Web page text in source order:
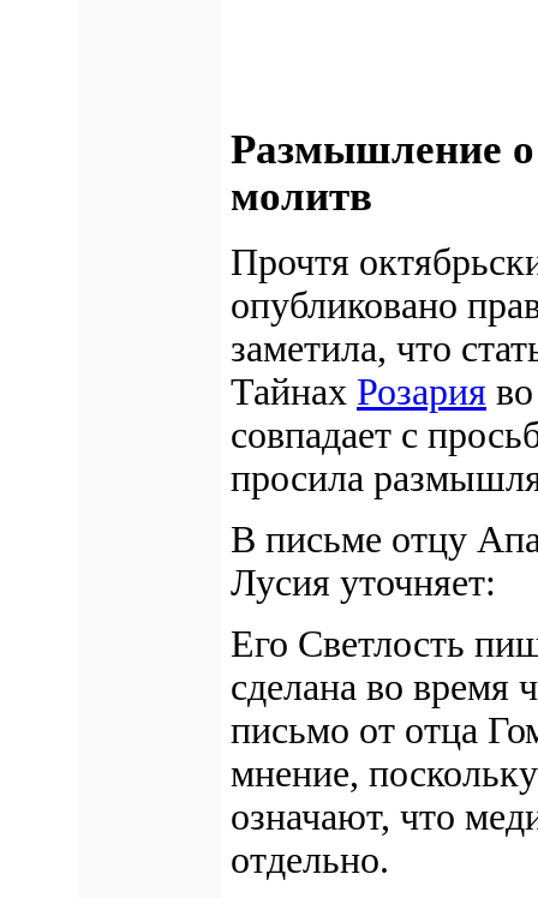
Размышление
молитв
Прочтя
опубликовано
заметила, что
Тайнах Розария
совпадает с
просила
В письме отцу
Лусия уточняет:
Его Светлость
сделана во время
письмо от отца
мнение,
означают, что
отдельно.